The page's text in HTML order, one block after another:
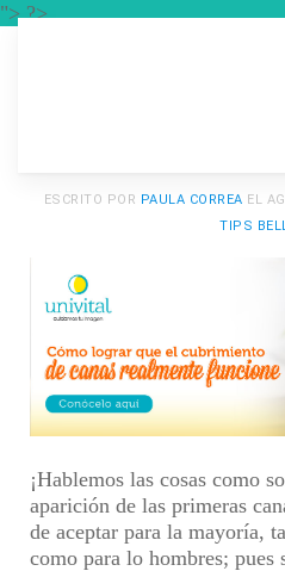
"> ?>
ESCRITO POR PAULA CORREA EL
TIPS
¡Hablemos las cosas como
aparición de las primeras
de aceptar para la mayoría,
como para lo hombres; pues